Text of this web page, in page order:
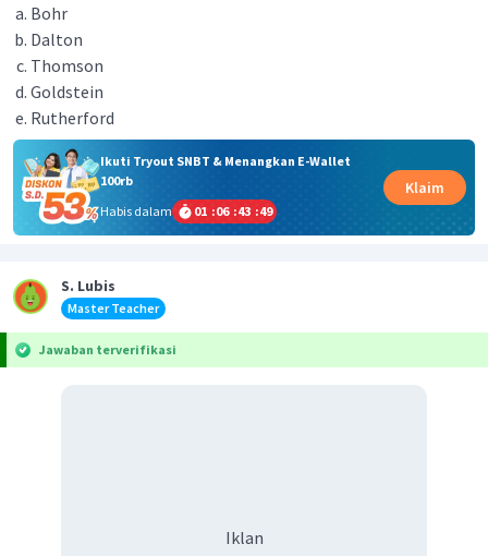
Bohr
Dalton
Thomson
Goldstein
Rutherford
Ikuti Tryout SNBT & Menangkan E-Wallet
100rb
Habis dalam
01 :06 :43 :48
Klaim
S. Lubis
Master Teacher
Jawaban terverifikasi
Iklan